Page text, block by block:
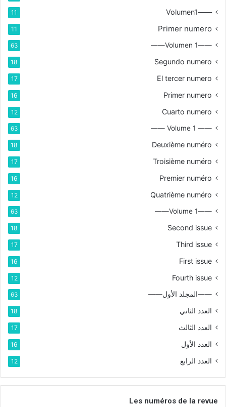
——Volumen1
11
Primer numero
11
——Volumen 1——
63
Segundo numero
18
El tercer numero
17
Primer numero
16
Cuarto numero
12
—— Volume 1 ——
63
Deuxième numéro
18
Troisième numéro
17
Premier numéro
16
Quatrième numéro
12
——Volume 1——
63
Second issue
18
Third issue
17
First issue
16
Fourth issue
12
——المجلد الأول—— 63
العدد الثاني 18
العدد الثالث 17
العدد الأول 16
العدد الرابع 12
Les numéros de la revue